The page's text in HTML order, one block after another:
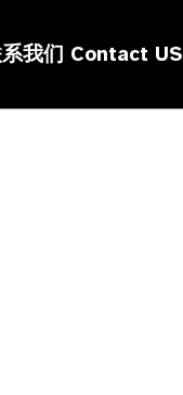
我们 Contact US